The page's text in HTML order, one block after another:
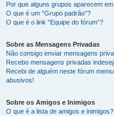
Por que alguns grupos aparecem
O que é um “Grupo padrão”?
O que é o link “Equipe do fórum”?
Sobre as Mensagens Privadas
Não consigo enviar mensagens
Recebo mensagens privadas
Recebi de alguém neste fórum
abusivos!
Sobre os Amigos e Inimigos
O que é a lista de amigos e inimigos?